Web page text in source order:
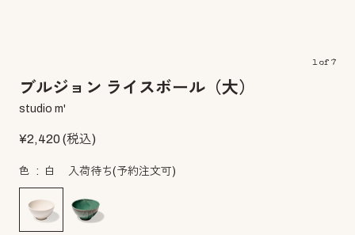
1of 7
ブルジョン ライスボール（大）
studio m'
¥2,420(税込)
色 白 入荷待ち(予約注文可)